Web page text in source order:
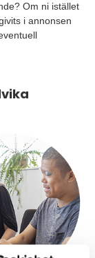
Om ni istället
i annonsen